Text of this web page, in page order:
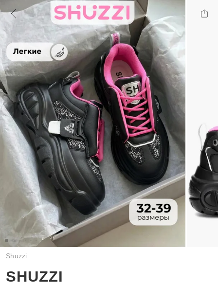
Shuzzi
SHUZZI